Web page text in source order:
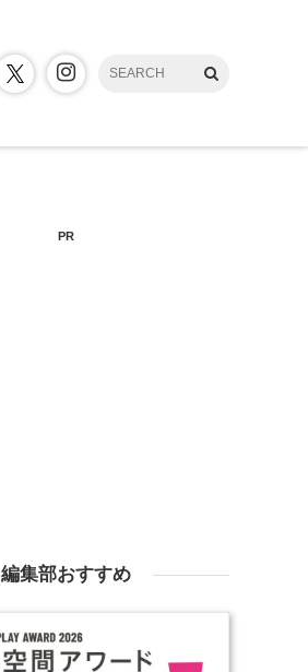
PR
編集部おすすめ